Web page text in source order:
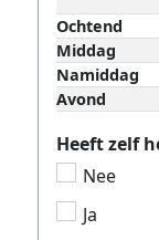
Ochtend
Middag
Namiddag
Avond
Heeft zelf
Nee
Ja